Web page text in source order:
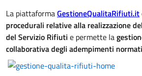
La piattaformaGestioneQualitaRifiuti.it
procedurali relative alla realizzazione
del Servizio Rifiuti e permette la
collaborativa degli adempimenti